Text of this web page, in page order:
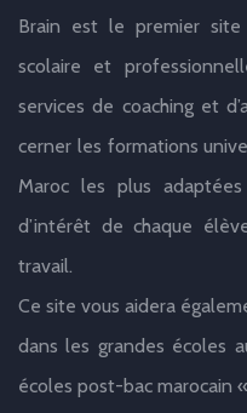
Brain est le premier site
scolaire et
services de coaching et
cerner les formations
Maroc les plus
d’intérêt de chaque
travail.
Ce site vous aidera
dans les grandes écoles
écoles post-bac marocain